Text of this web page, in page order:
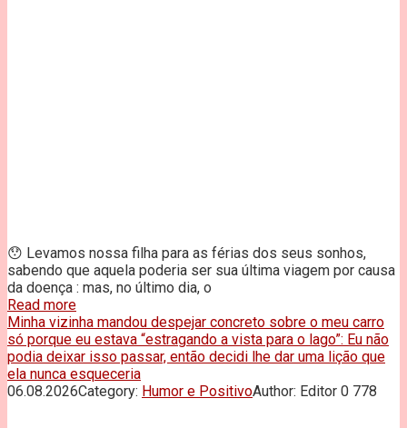
😯 Levamos nossa filha para as férias dos seus sonhos,
sabendo que aquela poderia ser sua última viagem por causa
da doença : mas, no último dia, o
Read more
Minha vizinha mandou despejar concreto sobre o meu carro
só porque eu estava “estragando a vista para o lago”: Eu não
podia deixar isso passar, então decidi lhe dar uma lição que
ela nunca esqueceria
06.08.2026Category: Humor e PositivoAuthor: Editor 0 778